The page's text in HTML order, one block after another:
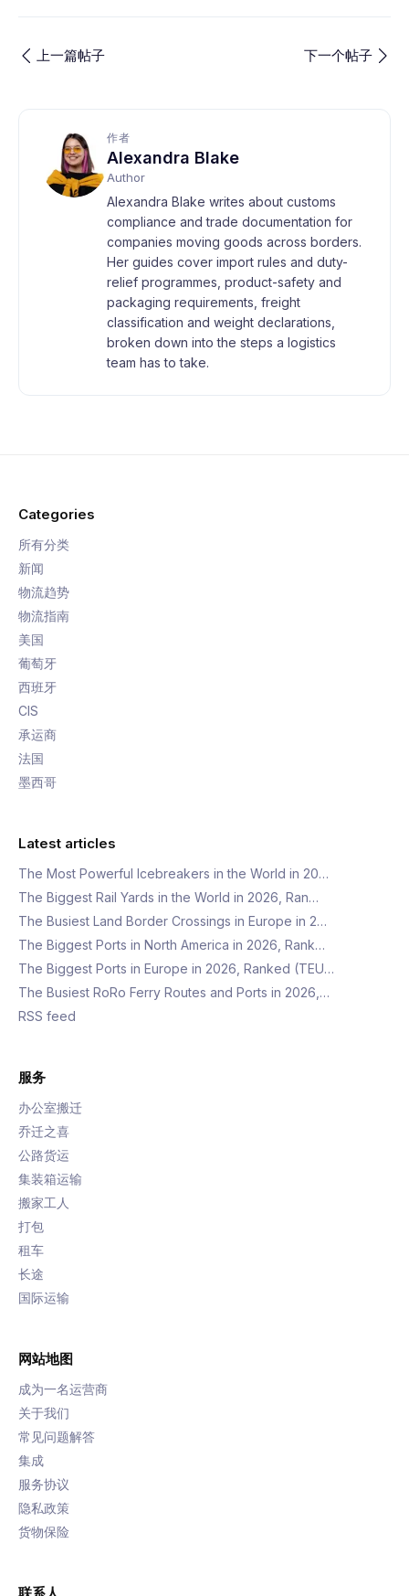
上一篇帖子 下一个帖子
作者
Alexandra Blake
Author
Alexandra Blake writes about customs
compliance and trade documentation for
companies moving goods across borders.
Her guides cover import rules and duty-
relief programmes, product-safety and
packaging requirements, freight
classification and weight declarations,
broken down into the steps a logistics
team has to take.
Categories
所有分类
新闻
物流趋势
物流指南
美国
葡萄牙
西班牙
CIS
承运商
法国
墨西哥
Latest articles
The Most Powerful Icebreakers in the World in 20…
The Biggest Rail Yards in the World in 2026, Ran…
The Busiest Land Border Crossings in Europe in 2…
The Biggest Ports in North America in 2026, Rank…
The Biggest Ports in Europe in 2026, Ranked (TEU…
The Busiest RoRo Ferry Routes and Ports in 2026,…
RSS feed
服务
办公室搬迁
乔迁之喜
公路货运
集装箱运输
搬家工人
打包
租车
长途
国际运输
网站地图
成为一名运营商
关于我们
常见问题解答
集成
服务协议
隐私政策
货物保险